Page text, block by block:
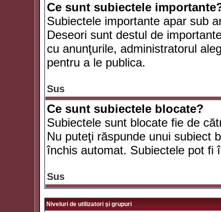
Ce sunt subiectele
Subiectele importante apar sub
Deseori sunt destul de
cu anunţurile, administratorul
pentru a le publica.
Sus
Ce sunt subiectele blocate?
Subiectele sunt blocate fie de
Nu puteţi răspunde unui subiect
închis automat. Subiectele pot fi
Sus
Niveluri de utilizatori şi grupuri